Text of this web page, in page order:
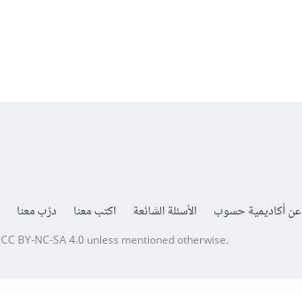
عن أكاديمية حسوب الأسئلة الشائعة اكتب معنا درّب معنا
CC BY-NC-SA 4.0unless mentioned otherwise.